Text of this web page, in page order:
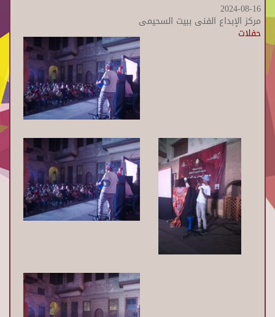
2024-08-16
مركز الإبداع الفنى ببيت السحيمى
حفلات